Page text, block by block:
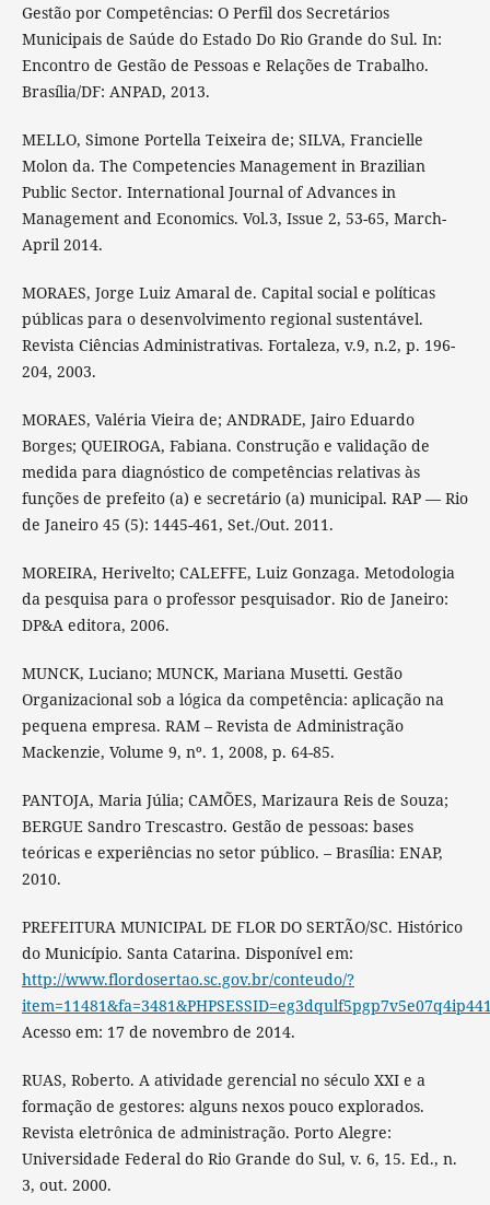
Gestão por Competências: O Perfil dos Secretários
Municipais de Saúde do Estado Do Rio Grande do Sul. In:
Encontro de Gestão de Pessoas e Relações de Trabalho.
Brasília/DF: ANPAD, 2013.
MELLO, Simone Portella Teixeira de; SILVA, Francielle
Molon da. The Competencies Management in Brazilian
Public Sector. International Journal of Advances in
Management and Economics. Vol.3, Issue 2, 53-65, March-
April 2014.
MORAES, Jorge Luiz Amaral de. Capital social e políticas
públicas para o desenvolvimento regional sustentável.
Revista Ciências Administrativas. Fortaleza, v.9, n.2, p. 196-
204, 2003.
MORAES, Valéria Vieira de; ANDRADE, Jairo Eduardo
Borges; QUEIROGA, Fabiana. Construção e validação de
medida para diagnóstico de competências relativas às
funções de prefeito (a) e secretário (a) municipal. RAP — Rio
de Janeiro 45 (5): 1445-461, Set./Out. 2011.
MOREIRA, Herivelto; CALEFFE, Luiz Gonzaga. Metodologia
da pesquisa para o professor pesquisador. Rio de Janeiro:
DP&A editora, 2006.
MUNCK, Luciano; MUNCK, Mariana Musetti. Gestão
Organizacional sob a lógica da competência: aplicação na
pequena empresa. RAM – Revista de Administração
Mackenzie, Volume 9, nº. 1, 2008, p. 64-85.
PANTOJA, Maria Júlia; CAMÕES, Marizaura Reis de Souza;
BERGUE Sandro Trescastro. Gestão de pessoas: bases
teóricas e experiências no setor público. – Brasília: ENAP,
2010.
PREFEITURA MUNICIPAL DE FLOR DO SERTÃO/SC. Histórico
do Município. Santa Catarina. Disponível em:
http://www.flordosertao.sc.gov.br/conteudo/?
Acesso em: 17 de novembro de 2014.
RUAS, Roberto. A atividade gerencial no século XXI e a
formação de gestores: alguns nexos pouco explorados.
Revista eletrônica de administração. Porto Alegre:
Universidade Federal do Rio Grande do Sul, v. 6, 15. Ed., n.
3, out. 2000.